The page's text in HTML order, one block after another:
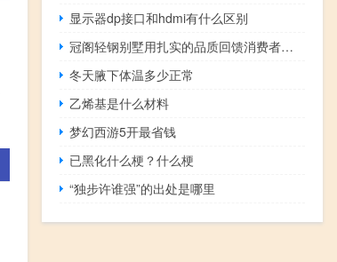
显示器dp接口和hdmi有什么区别
冠阁轻钢别墅用扎实的品质回馈消费者的信任
冬天腋下体温多少正常
乙烯基是什么材料
梦幻西游5开最省钱
已黑化什么梗？什么梗
“独步许谁强”的出处是哪里